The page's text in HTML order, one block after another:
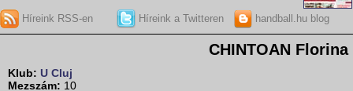
Híreink RSS-en Híreink a Twitteren handball.hu blog
CHINTOAN Florina
Klub: U Cluj
Mezszám: 10